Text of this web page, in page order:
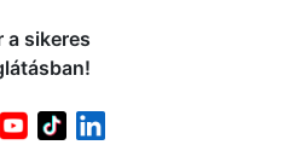
a sikeres